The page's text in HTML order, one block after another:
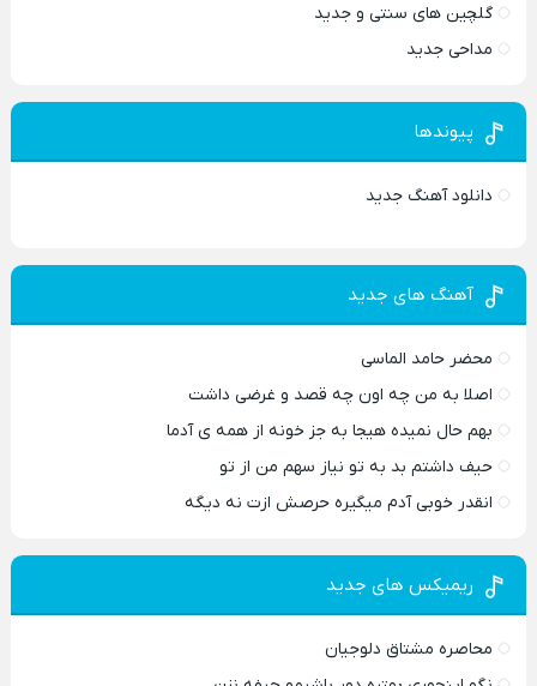
گلچین های سنتی و جدید
مداحی جدید
پیوندها
دانلود آهنگ جدید
آهنگ های جدید
محضر حامد الماسی
اصلا به من چه اون چه قصد و غرضی داشت
بهم حال نمیده هیجا به جز خونه از همه ی آدما
حیف داشتم بد به تو نیاز سهم من از تو
انقدر خوبی آدم میگیره حرصش ازت نه دیگه
ریمیکس های جدید
محاصره مشتاق دلوجیان